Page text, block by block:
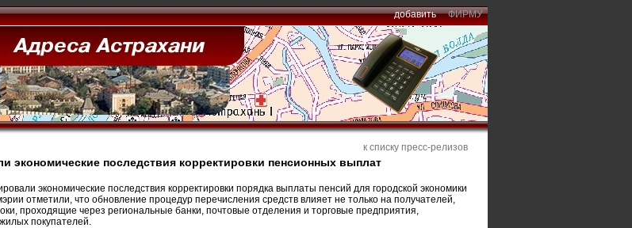
добавить ФИРМУ
к списку пресс-релизов
экономические последствия корректировки пенсионных выплат
экономические последствия корректировки порядка выплаты пенсий для городской экономики
отметили, что обновление процедур перечисления средств влияет не только на получателей,
проходящие через региональные банки, почтовые отделения и торговые предприятия,
покупателей.